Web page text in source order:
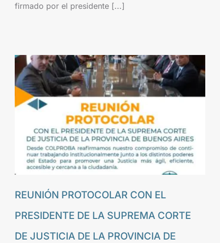
firmado por el presidente [...]
REUNIÓN PROTOCOLAR CON EL
PRESIDENTE DE LA SUPREMA CORTE
DE JUSTICIA DE LA PROVINCIA DE